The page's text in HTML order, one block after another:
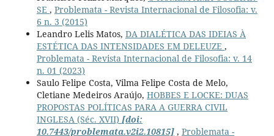
SE , Problemata - Revista Internacional de Filosofia: v.
6 n. 3 (2015)
Leandro Lelis Matos, DA DIALÉTICA DAS IDEIAS À
ESTÉTICA DAS INTENSIDADES EM DELEUZE ,
Problemata - Revista Internacional de Filosofia: v. 14
n. 01 (2023)
Saulo Felipe Costa, Vilma Felipe Costa de Melo,
Cletiane Medeiros Araújo, HOBBES E LOCKE: DUAS
PROPOSTAS POLÍTICAS PARA A GUERRA CIVIL
INGLESA (Séc. XVII) [doi:
10.7443/problemata.v2i2.10815], Problemata -